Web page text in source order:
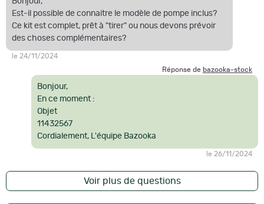
Est-il possible de connaitre le modèle de pompe inclus?
Ce kit est complet, prêt à "tirer" ou nous devons prévoir
des choses complémentaires?
le 24/11/2024
Réponse de bazooka-stock
Bonjour,
En ce moment :
Objet
11432567
Cordialement, L'équipe Bazooka
le 26/11/2024
Voir plus de questions